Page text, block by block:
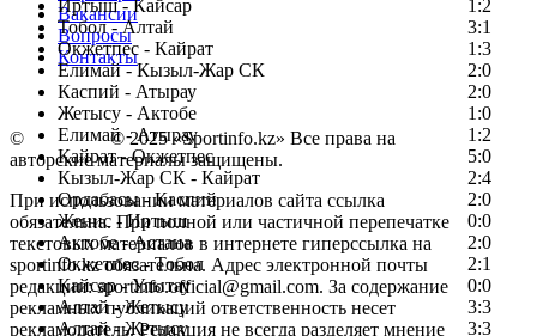
Иртыш - Кайсар
1:2
Тобол - Алтай
3:1
Окжетпес - Кайрат
1:3
Елимай - Кызыл-Жар СК
2:0
Каспий - Атырау
2:0
Жетысу - Актобе
1:0
Елимай - Атырау
1:2
Кайрат - Окжетпес
5:0
Кызыл-Жар СК - Кайрат
2:4
Ордабасы - Каспий
2:0
Женис - Иртыш
0:0
Актобе - Астана
2:0
Окжетпес - Тобол
2:1
Кайсар - Улытау
0:0
Алтай - Жетысу
3:3
Алтай - Жетысу
3:3
Вакансии
Вопросы
Контакты
© Copyright© 2025 «Sportinfo.kz» Все права на
авторские материалы защищены.
При использовании материалов сайта ссылка
обязательна. При полной или частичной перепечатке
текстовых материалов в интернете гиперссылка на
sportinfo.kz обязательна. Адрес электронной почты
редакции: sportinfo.official@gmail.com. За содержание
рекламных публикаций ответственность несет
рекламодатель. Редакция не всегда разделяет мнение